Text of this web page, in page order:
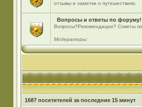
отзывы и заметки о путешествиях.
Вопросы и ответы по форуму!
Вопросы?Рекомендации? Советы
Модераторы:
1687 посетителей за последние 15 минут